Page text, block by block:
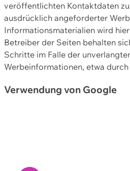
veröffentlichten Kontaktdaten
ausdrücklich angeforderter
Informationsmaterialien wird
Betreiber der Seiten behalten
Schritte im Falle der
Werbeinformationen, etwa durch
Verwendung von Google